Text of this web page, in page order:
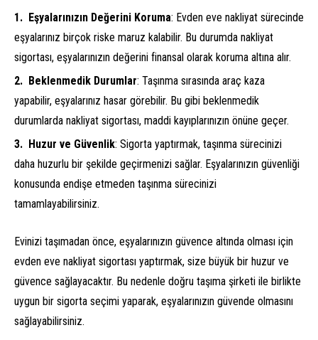
Eşyalarınızın Değerini Koruma: Evden eve nakliyat sürecinde
eşyalarınız birçok riske maruz kalabilir. Bu durumda nakliyat
sigortası, eşyalarınızın değerini finansal olarak koruma altına alır.
Beklenmedik Durumlar: Taşınma sırasında araç kaza
yapabilir, eşyalarınız hasar görebilir. Bu gibi beklenmedik
durumlarda nakliyat sigortası, maddi kayıplarınızın önüne geçer.
Huzur ve Güvenlik: Sigorta yaptırmak, taşınma sürecinizi
daha huzurlu bir şekilde geçirmenizi sağlar. Eşyalarınızın güvenliği
konusunda endişe etmeden taşınma sürecinizi
tamamlayabilirsiniz.
Evinizi taşımadan önce, eşyalarınızın güvence altında olması için
evden eve nakliyat sigortası yaptırmak, size büyük bir huzur ve
güvence sağlayacaktır. Bu nedenle doğru taşıma şirketi ile birlikte
uygun bir sigorta seçimi yaparak, eşyalarınızın güvende olmasını
sağlayabilirsiniz.